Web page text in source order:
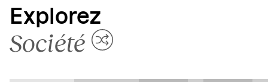
Explorez
Société